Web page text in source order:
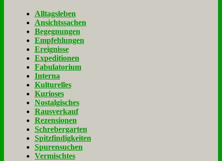
Alltagsleben
Ansichtssachen
Begegnungen
Empfehlungen
Ereignisse
Expeditionen
Fabulatorium
Interna
Kulturelles
Kurioses
Nostalgisches
Rausverkauf
Rezensionen
Schrebergarten
Spitzfindigkeiten
Spurensuchen
Vermischtes